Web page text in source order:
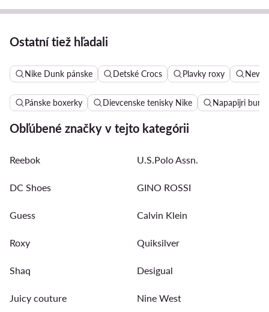
Ostatní tiež hľadali
Nike Dunk pánske Detské Crocs Plavky roxy New
Pánske boxerky Dievcenske tenisky Nike Napapijri
Obľúbené značky v tejto kategórii
Reebok U.S.Polo Assn.
DC Shoes GINO ROSSI
Guess Calvin Klein
Roxy Quiksilver
Shaq Desigual
Juicy couture Nine West